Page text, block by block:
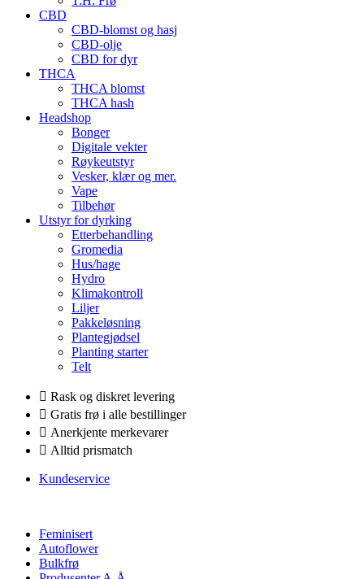
CBD
CBD-blomst og hasj
CBD-olje
CBD for dyr
THCA
THCA blomst
THCA hash
Headshop
Bonger
Digitale vekter
Røykeutstyr
Vesker, klær og mer.
Vape
Tilbehør
Utstyr for dyrking
Etterbehandling
Gromedia
Hus/hage
Hydro
Klimakontroll
Liljer
Pakkeløsning
Plantegjødsel
Planting starter
Telt
Rask og diskret levering
Gratis frø i alle bestillinger
Anerkjente merkevarer
Alltid prismatch
Kundeservice
Feminisert
Autoflower
Bulkfrø